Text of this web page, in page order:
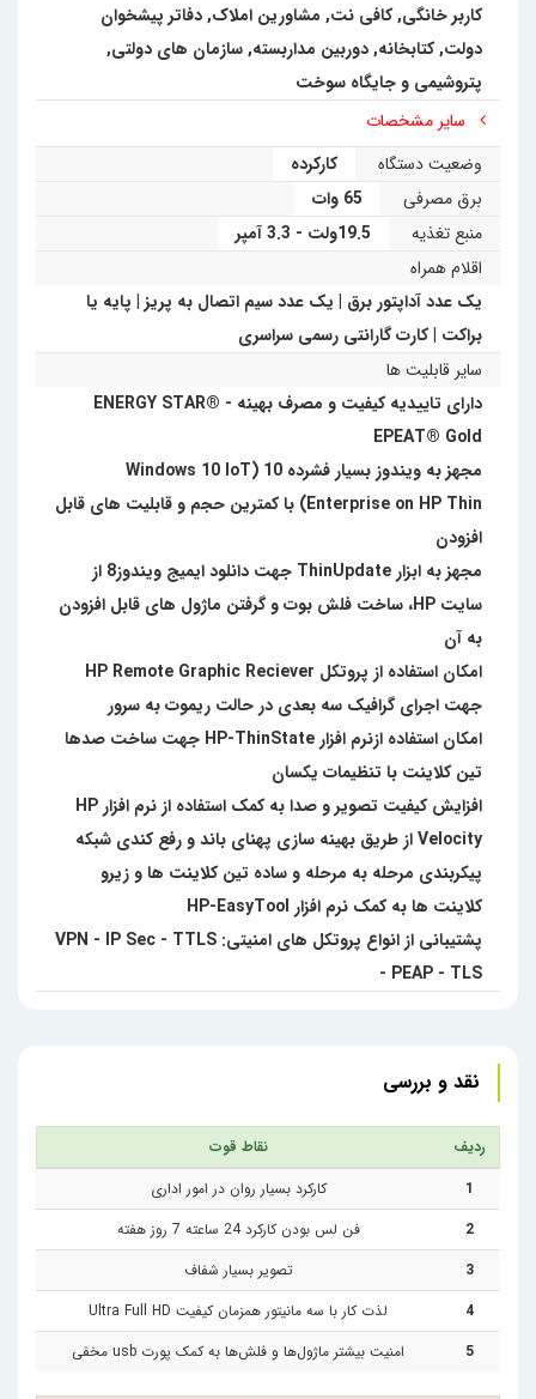
کاربر خانگی,کافی نت, مشاورین املاک, دفاتر پیشخوان
دولت, کتابخانه,دوربین مداربسته,سازمان های دولتی,
پتروشیمی و جایگاه سوخت
سایر مشخصات
وضعیت دستگاه
کارکرده
برق مصرفی
65 وات
منبع تغذیه
19.5ولت - 3.3 آمپر
اقلام همراه
یک عدد آداپتور برق | یک عدد سیم اتصال به پریز | پایه یا
براکت | کارت گارانتی رسمی سراسری
سایر قابلیت ها
دارای تاییدیه کیفیت و مصرف بهینه ENERGY STAR® -
EPEAT® Gold
مجهز به ویندوز بسیار فشرده 10 (Windows 10 IoT
Enterprise on HP Thin) با کمترین حجم و قابلیت های قابل
افزودن
مجهز به ابزار ThinUpdate جهت دانلود ایمیج ویندوز8 از
سایت HP، ساخت فلش بوت و گرفتن ماژول های قابل افزودن
به آن
امکان استفاده از پروتکل HP Remote Graphic Reciever
جهت اجرای گرافیک سه بعدی در حالت ریموت به سرور
امکان استفاده ازنرم افزار HP-ThinState جهت ساخت صدها
تین کلاینت با تنظیمات یکسان
افزایش کیفیت تصویر و صدا به کمک استفاده از نرم افزار HP
Velocity از طریق بهینه سازی پهنای باند و رفع کندی شبکه
پیکربندی مرحله به مرحله و ساده تین کلاینت ها و زیرو
کلاینت ها به کمک نرم افزار HP-EasyTool
پشتیبانی از انواع پروتکل های امنیتی: VPN - IP Sec - TTLS
- PEAP - TLS
نقد و بررسی
ردیف
نقاط قوت
1
کارکرد بسیار روان در امور اداری
2
فن لس بودن کارکرد 24 ساعته 7 روز هفته
3
تصویر بسیار شفاف
4
لذت کار با سه مانیتور همزمان کیفیت Ultra Full HD
5
امنیت بیشتر ماژول‌ها و فلش‌ها به کمک پورت usb مخفی